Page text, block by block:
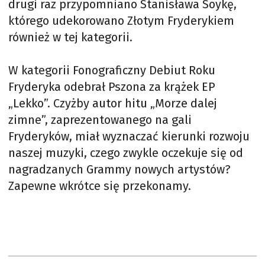
drugi raz przypomniano Stanisława Soykę,
którego udekorowano Złotym Fryderykiem
również w tej kategorii.
W kategorii Fonograficzny Debiut Roku
Fryderyka odebrał Pszona za krążek EP
„Lekko”. Czyżby autor hitu „Morze dalej
zimne”, zaprezentowanego na gali
Fryderyków, miał wyznaczać kierunki rozwoju
naszej muzyki, czego zwykle oczekuje się od
nagradzanych Grammy nowych artystów?
Zapewne wkrótce się przekonamy.